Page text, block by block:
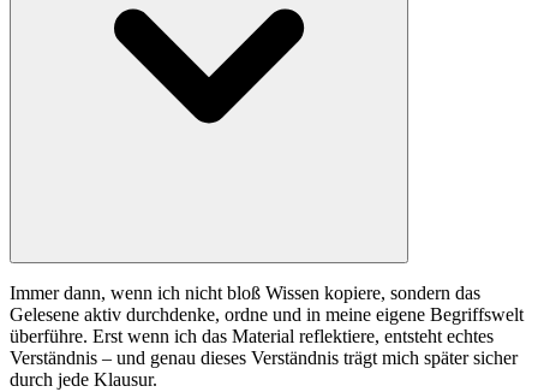
Immer dann, wenn ich nicht bloß Wissen kopiere, sondern das
Gelesene aktiv durchdenke, ordne und in meine eigene Begriffswelt
überführe. Erst wenn ich das Material reflektiere, entsteht echtes
Verständnis – und genau dieses Verständnis trägt mich später sicher
durch jede Klausur.